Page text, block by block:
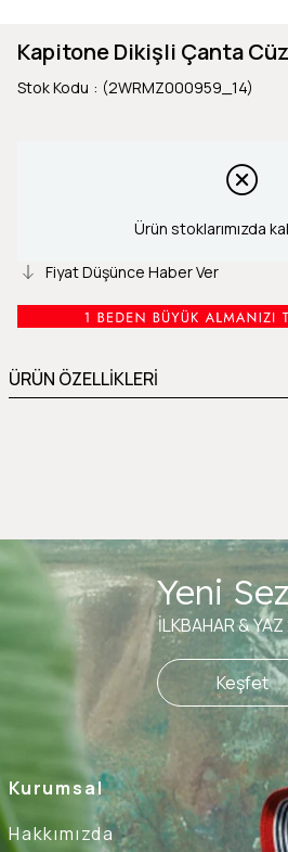
Kapitone Dikişli Çanta
Stok Kodu (2WRMZ000959_14)
Ürün stoklarımızda
Fiyat Düşünce Haber Ver
ÜRÜN ÖZELLİKLERİ
Kurumsal
Hakkımızda
Yeni
İLKBAHAR &
Keşfet